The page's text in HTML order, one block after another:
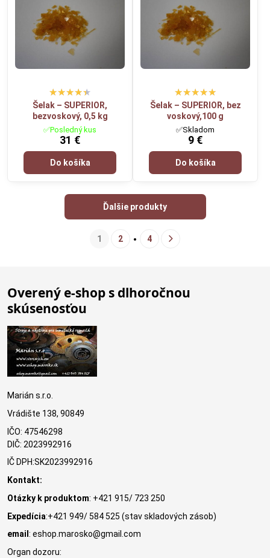
Šelak – SUPERIOR,
bezvoskový, 0,5 kg
✅Posledný kus
31 €
Do košíka
Šelak – SUPERIOR, bez
voskový,100 g
✅Skladom
9 €
Do košíka
Ďalšie produkty
1 2 4
Overený e-shop s dlhoročnou
skúsenosťou
Marián s.r.o.
Vrádište 138, 90849
IČO: 47546298
DIČ: 2023992916
IČ DPH:SK2023992916
Kontakt:
Otázky k produktom: +421 915/ 723 250
Expedícia:+421 949/ 584 525 (stav skladových zásob)
email : eshop.marosko@gmail.com
Organ dozoru: